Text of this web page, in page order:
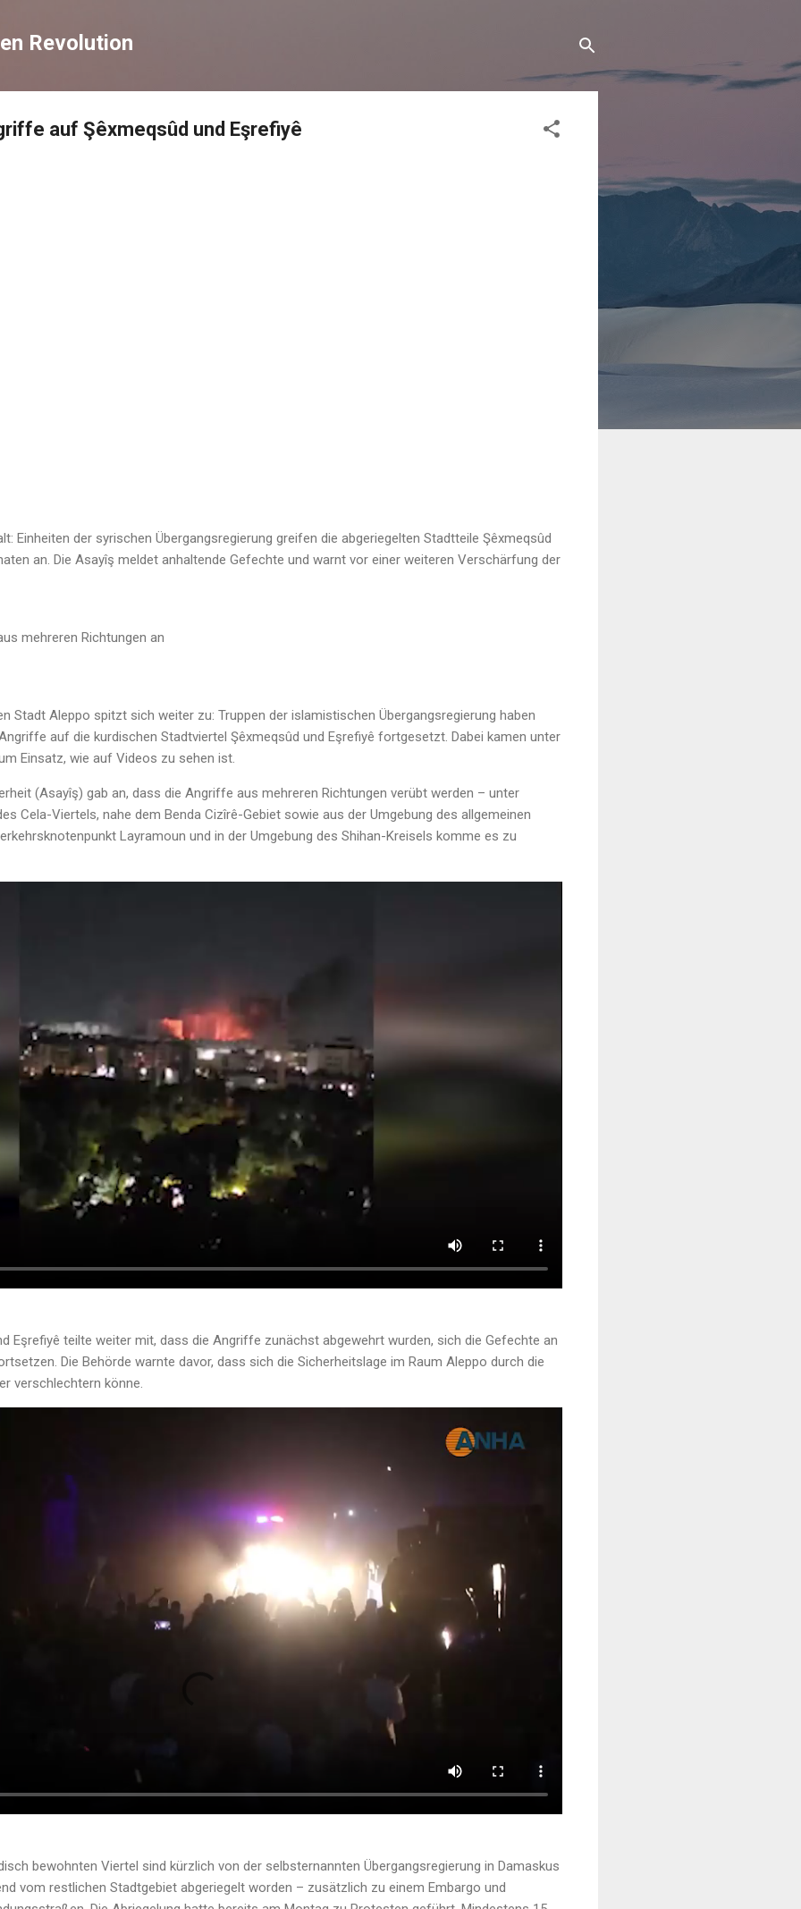
Revolution
auf Şêxmeqsûd und Eşrefiyê
Einheiten der syrischen Übergangsregierung greifen die abgeriegelten Stadtteile Şêxmeqsûd
an. Die Asayîş meldet anhaltende Gefechte und warnt vor einer weiteren Verschärfung der
mehreren Richtungen an
Stadt Aleppo spitzt sich weiter zu: Truppen der islamistischen Übergangsregierung haben
auf die kurdischen Stadtviertel Şêxmeqsûd und Eşrefiyê fortgesetzt. Dabei kamen unter
Einsatz, wie auf Videos zu sehen ist.
(Asayîş) gab an, dass die Angriffe aus mehreren Richtungen verübt werden – unter
Cela-Viertels, nahe dem Benda Cizîrê-Gebiet sowie aus der Umgebung des allgemeinen
Layramoun und in der Umgebung des Shihan-Kreisels komme es zu
Eşrefiyê teilte weiter mit, dass die Angriffe zunächst abgewehrt wurden, sich die Gefechte an
Die Behörde warnte davor, dass sich die Sicherheitslage im Raum Aleppo durch die
verschlechtern könne.
bewohnten Viertel sind kürzlich von der selbsternannten Übergangsregierung in Damaskus
vom restlichen Stadtgebiet abgeriegelt worden – zusätzlich zu einem Embargo und